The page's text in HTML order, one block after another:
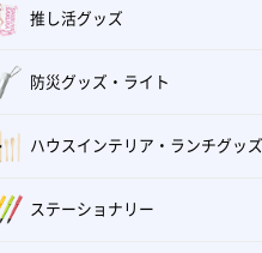
推し活グッズ
防災グッズ・ライト
ハウスインテリア・ランチグッズ
ステーショナリー